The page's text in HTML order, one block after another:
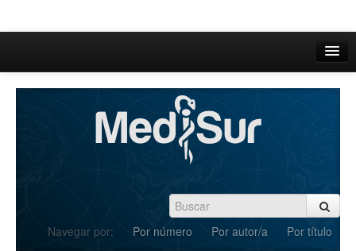
Inicio
ActualNavegar por: Por número Por autor/a Por título